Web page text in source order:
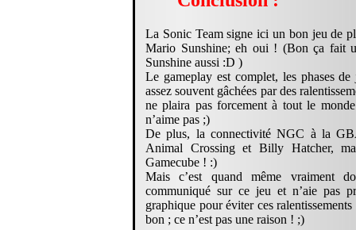
La Sonic Team signe ici un bon jeu de
Mario Sunshine; eh oui ! (Bon ça fait
Sunshine aussi :D )
Le gameplay est complet, les phases de
assez souvent gâchées par des
ne plaira pas forcement à tout le
n’aime pas ;)
De plus, la connectivité NGC à la
Animal Crossing et Billy Hatcher,
Gamecube ! :)
Mais c’est quand même vraiment
communiqué sur ce jeu et n’aie pas
graphique pour éviter ces
bon ; ce n’est pas une raison ! ;)